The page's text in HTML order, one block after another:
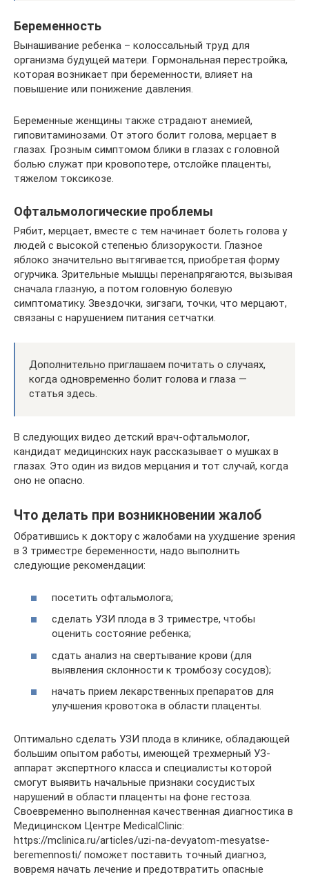
Беременность
Вынашивание ребенка – колоссальный труд для
организма будущей матери. Гормональная перестройка,
которая возникает при беременности, влияет на
повышение или понижение давления.
Беременные женщины также страдают анемией,
гиповитаминозами. От этого болит голова, мерцает в
глазах. Грозным симптомом блики в глазах с головной
болью служат при кровопотере, отслойке плаценты,
тяжелом токсикозе.
Офтальмологические проблемы
Рябит, мерцает, вместе с тем начинает болеть голова у
людей с высокой степенью близорукости. Глазное
яблоко значительно вытягивается, приобретая форму
огурчика. Зрительные мышцы перенапрягаются, вызывая
сначала глазную, а потом головную болевую
симптоматику. Звездочки, зигзаги, точки, что мерцают,
связаны с нарушением питания сетчатки.
Дополнительно приглашаем почитать о случаях,
когда одновременно болит голова и глаза —
статья здесь.
В следующих видео детский врач-офтальмолог,
кандидат медицинских наук рассказывает о мушках в
глазах. Это один из видов мерцания и тот случай, когда
оно не опасно.
Что делать при возникновении жалоб
Обратившись к доктору с жалобами на ухудшение зрения
в 3 триместре беременности, надо выполнить
следующие рекомендации:
посетить офтальмолога;
сделать УЗИ плода в 3 триместре, чтобы
оценить состояние ребенка;
сдать анализ на свертывание крови (для
выявления склонности к тромбозу сосудов);
начать прием лекарственных препаратов для
улучшения кровотока в области плаценты.
Оптимально сделать УЗИ плода в клинике, обладающей
большим опытом работы, имеющей трехмерный УЗ-
аппарат экспертного класса и специалисты которой
смогут выявить начальные признаки сосудистых
нарушений в области плаценты на фоне гестоза.
Своевременно выполненная качественная диагностика в
Медицинском Центре MedicalClinic:
https://mclinica.ru/articles/uzi-na-devyatom-mesyatse-
beremennosti/ поможет поставить точный диагноз,
вовремя начать лечение и предотвратить опасные